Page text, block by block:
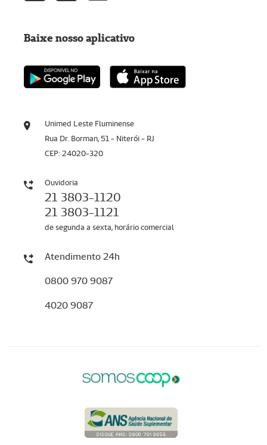
Unimed Leste Fluminense
Rua Dr. Borman, 51 - Niterói - RJ
CEP: 24020-320
Ouvidoria
21 3803-1120
21 3803-1121
de segunda a sexta, horário comercial
Atendimento 24h
0800 970 9087
4020 9087
Baixe nosso aplicativo